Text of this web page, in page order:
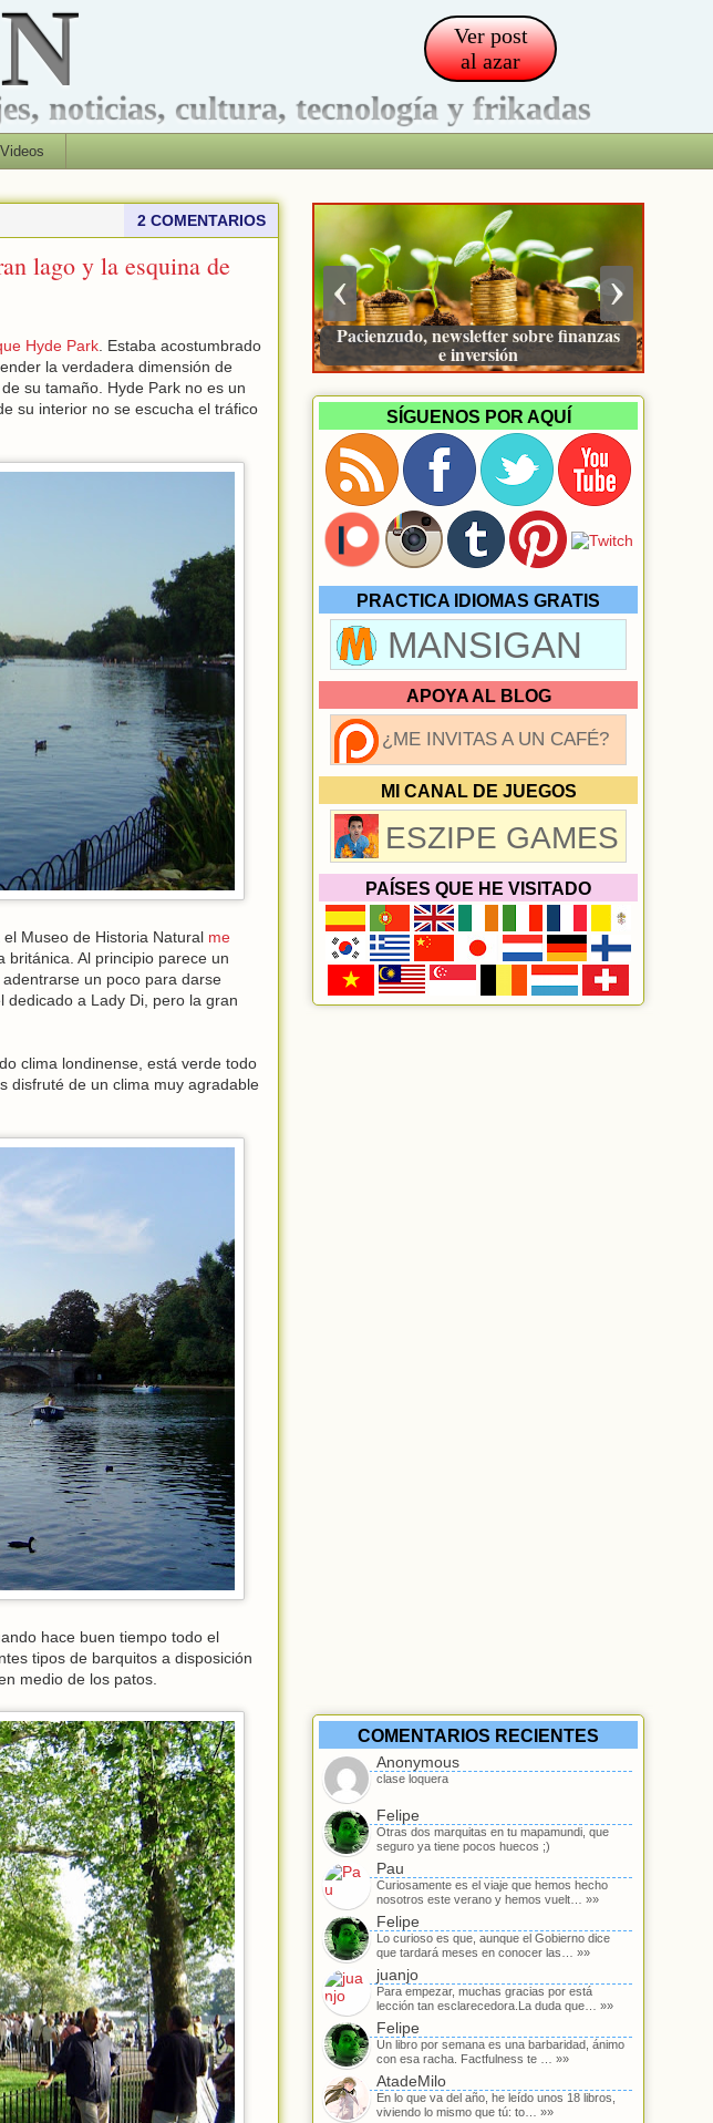
Ver post
al azar
noticias, cultura, tecnología y frikadas
Videos
2 COMENTARIOS
lago y la esquina de
Hyde Park . Estaba acostumbrado
la verdadera dimensión de
su tamaño. Hyde Park no es un
su interior no se escucha el tráfico
Museo de Historia Natural me
británica. Al principio parece un
un poco para darse
dedicado a Lady Di, pero la gran
clima londinense, está verde todo
disfruté de un clima muy agradable
hace buen tiempo todo el
tipos de barquitos a disposición
medio de los patos.
Pacienzudo, newsletter sobre finanzas
e inversión
›
‹
SÍGUENOS POR AQUÍ
PRACTICA IDIOMAS GRATIS
MANSIGAN
APOYA AL BLOG
¿ME INVITAS A UN CAFÉ?
MI CANAL DE JUEGOS
ESZIPE GAMES
PAÍSES QUE HE VISITADO
COMENTARIOS RECIENTES
Anonymous
clase loquera
Felipe
Otras dos marquitas en tu mapamundi, que
seguro ya tiene pocos huecos ;)
Pau
Curiosamente es el viaje que hemos hecho
nosotros este verano y hemos vuelt… »»
Felipe
Lo curioso es que, aunque el Gobierno dice
que tardará meses en conocer las… »»
juanjo
Para empezar, muchas gracias por está
lección tan esclarecedora.La duda que… »»
Felipe
Un libro por semana es una barbaridad, ánimo
con esa racha. Factfulness te … »»
AtadeMilo
En lo que va del año, he leído unos 18 libros,
viviendo lo mismo que tú: to… »»